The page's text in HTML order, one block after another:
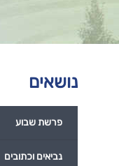
נושאים
פרשת שבוע
נביאים וכתובים